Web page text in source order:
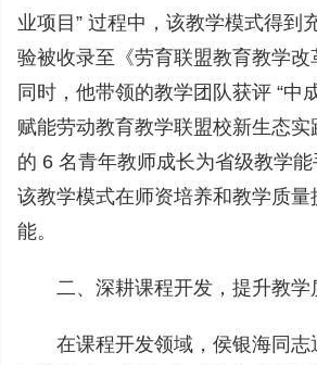
业项目” 过程中，该教学模式得到
验被收录至《劳育联盟教育教学改
同时，他带领的教学团队获评 “中
赋能劳动教育教学联盟校新生态实
的 6 名青年教师成长为省级教学
该教学模式在师资培养和教学质量
能。
二、深耕课程开发，提升教学
在课程开发领域，侯银海同志